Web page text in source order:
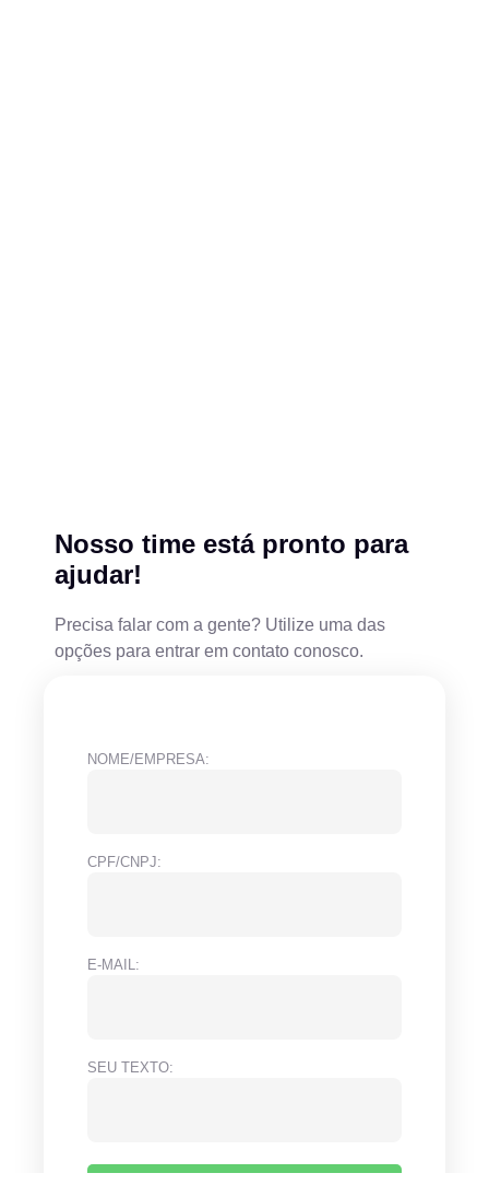
Nosso time está pronto para
ajudar!
Precisa falar com a gente? Utilize uma das
opções para entrar em contato conosco.
NOME/EMPRESA:
CPF/CNPJ:
E-MAIL:
SEU TEXTO: